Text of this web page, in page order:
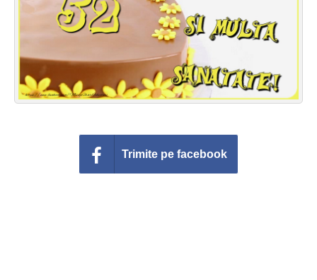
Felicitari zile saptamana
Felicitari muzicale
Felicitari muzicale personalizate
Felicitari animate
Invitatii personalizate
Conecteaza-te
Trimite pe facebook